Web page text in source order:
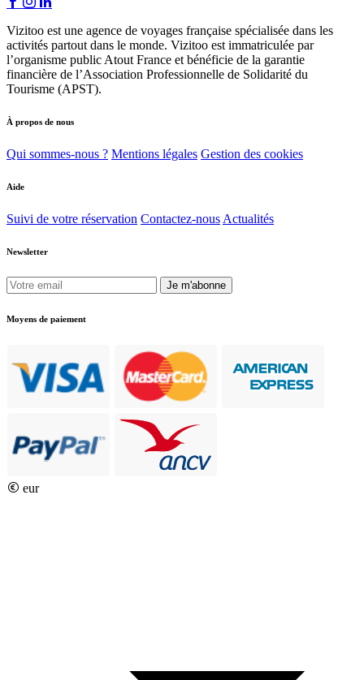
Vizitoo est une agence de voyages française spécialisée dans les
activités partout dans le monde. Vizitoo est immatriculée par
l’organisme public Atout France et bénéficie de la garantie
financière de l’Association Professionnelle de Solidarité du
Tourisme (APST).
À propos de nous
Qui sommes-nous ? Mentions légales Gestion des cookies
Aide
Suivi de votre réservation Contactez-nous Actualités
Newsletter
Je m'abonne
Moyens de paiement
eur